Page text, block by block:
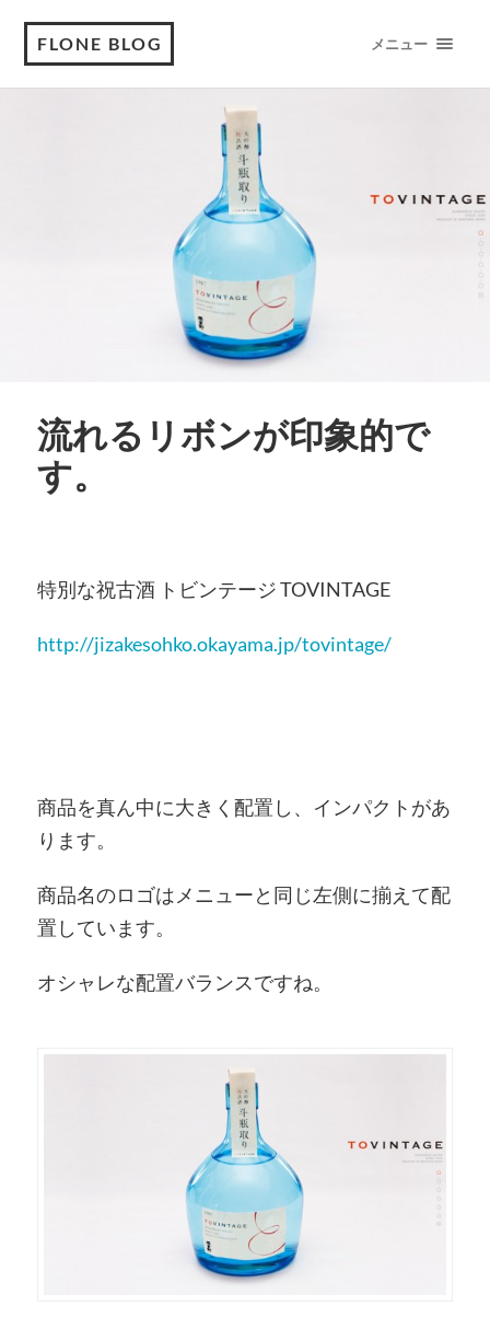
FLONE BLOG メニュー
流れるリボンが印象的で
す。
特別な祝古酒 トビンテージ TOVINTAGE
http://jizakesohko.okayama.jp/tovintage/
商品を真ん中に大きく配置し、インパクトがあ
ります。
商品名のロゴはメニューと同じ左側に揃えて配
置しています。
オシャレな配置バランスですね。